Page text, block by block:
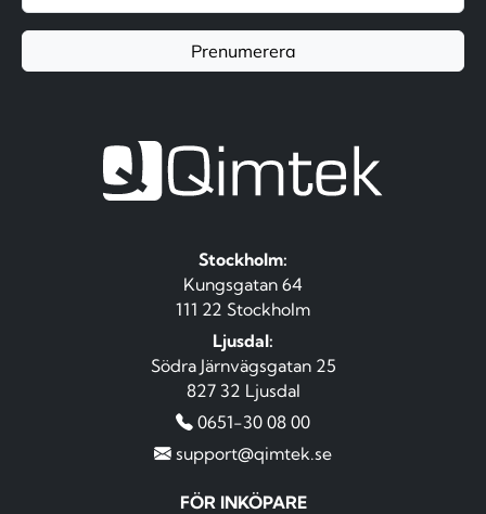
Prenumerera
Stockholm:
Kungsgatan 64
111 22 Stockholm
Ljusdal:
Södra Järnvägsgatan 25
827 32 Ljusdal
0651-30 08 00
support@qimtek.se
FÖR INKÖPARE